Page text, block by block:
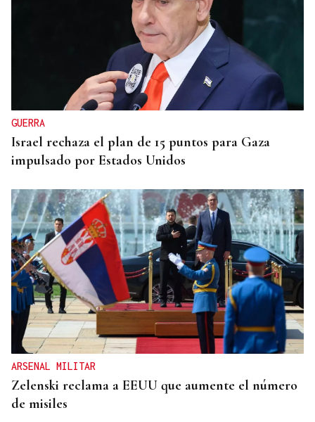
GUERRA
Israel rechaza el plan de 15 puntos para Gaza
impulsado por Estados Unidos
ARSENAL MILITAR
Zelenski reclama a EEUU que aumente el número
de misiles